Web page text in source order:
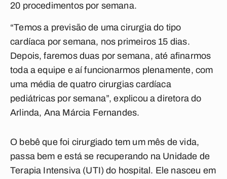
20 procedimentos por semana.
“Temos a previsão de uma cirurgia do tipo
cardíaca por semana, nos primeiros 15 dias.
Depois, faremos duas por semana, até afinarmos
toda a equipe e aí funcionarmos plenamente, com
uma média de quatro cirurgias cardíaca
pediátricas por semana”, explicou a diretora do
Arlinda, Ana Márcia Fernandes.
O bebê que foi cirurgiado tem um mês de vida,
passa bem e está se recuperando na Unidade de
Terapia Intensiva (UTI) do hospital. Ele nasceu em